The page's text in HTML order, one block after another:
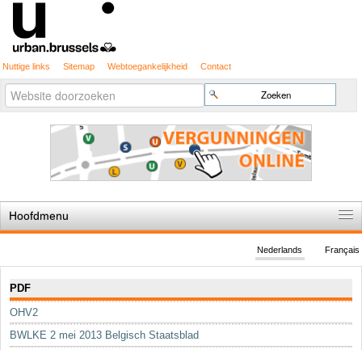
Nuttige links Sitemap Webtoegankelijkheid Contact
Zoek
Geavanceerd
zoeken...
Hoofdmenu
De spelregels
Stedenbouwkundige vergunning
Cartografie
Studies en publicaties
Français
Nederlands
PDF
OHV2
BWLKE 2 mei 2013 Belgisch Staatsblad